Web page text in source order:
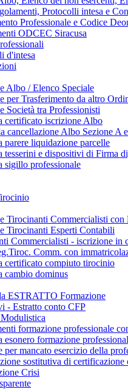
Protocolli intesa e
Professionale e Codice
ODCEC Siracusa
d'intesa
Albo / Elenco Speciale
per Trasferimento da altro
Società tra Professionisti
certificato iscrizione Albo
cancellazione Albo Sezione A
parere liquidazione parcelle
tesserini e dispositivi di Firma
sigillo professionale
Tirocinanti Commercialisti con
Tirocinanti Esperti Contabili
Commercialisti - iscrizione in
Comm. con
certificato compiuto tirocinio
cambio dominus
ESTRATTO Formazione
- Estratto conto CFP
formazione professionale
esonero formazione
per mancato esercizio della
sostitutiva di
Crisi